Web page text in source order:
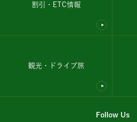
割引・ETC情報
観光・ドライブ旅
Follow Us